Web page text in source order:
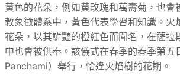
黃色的花朵，例如黃玫瑰和萬壽菊，也會
教象徵體系中，黃色代表學習和知識。火
花朵，以其鮮豔的橙紅色而聞名，在薩拉
中也會被供奉。該儀式在春季的春季第五
Panchami）舉行，恰逢火焰樹的花期。